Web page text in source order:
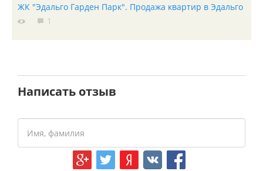
ЖК "Эдальго Гарден Парк". Продажа квартир в Эдальго
1
Написать отзыв